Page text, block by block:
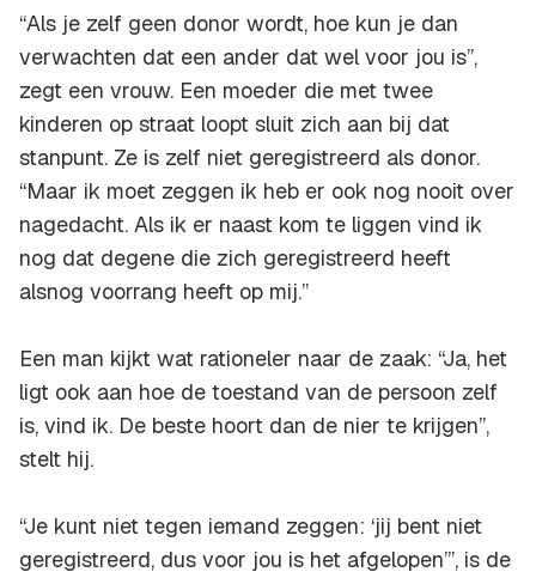
“Als je zelf geen donor wordt, hoe kun je dan
verwachten dat een ander dat wel voor jou is”,
zegt een vrouw. Een moeder die met twee
kinderen op straat loopt sluit zich aan bij dat
stanpunt. Ze is zelf niet geregistreerd als donor.
“Maar ik moet zeggen ik heb er ook nog nooit over
nagedacht. Als ik er naast kom te liggen vind ik
nog dat degene die zich geregistreerd heeft
alsnog voorrang heeft op mij.”
Een man kijkt wat rationeler naar de zaak: “Ja, het
ligt ook aan hoe de toestand van de persoon zelf
is, vind ik. De beste hoort dan de nier te krijgen”,
stelt hij.
“Je kunt niet tegen iemand zeggen: ‘jij bent niet
geregistreerd, dus voor jou is het afgelopen’”, is de